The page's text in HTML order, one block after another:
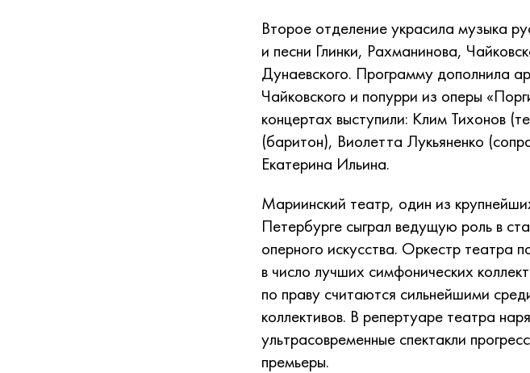
Второе отделение украсила музыка
и песни Глинки, Рахманинова,
Дунаевского. Программу дополнила
Чайковского и попурри из оперы
концертах выступили: Клим Тихонов
(баритон), Виолетта Лукьяненко
Екатерина Ильина.
Мариинский театр, один из
Петербурге сыграл ведущую роль в
оперного искусства. Оркестр театра
в число лучших симфонических
по праву считаются сильнейшими
коллективов. В репертуаре театра
ультрасовременные спектакли
премьеры.